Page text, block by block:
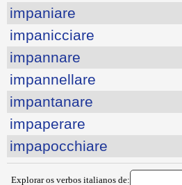
impaniare
impanicciare
impannare
impannellare
impantanare
impaperare
impapocchiare
Explorar os verbos italianos de: